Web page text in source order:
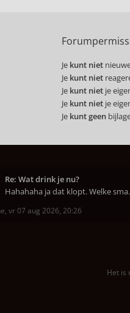
Je kunt niet
Je kunt niet
Je kunt niet je
Je kunt niet je
Je kunt geen
Re: Wat drink je nu?
, vr 07 aug 2026, 20:26
Het is